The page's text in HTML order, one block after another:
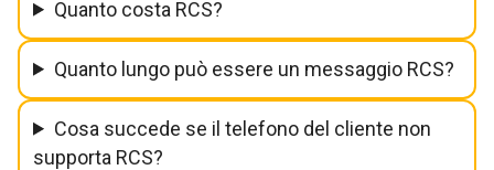
Quanto costa RCS?
Quanto lungo può essere un messaggio RCS?
Cosa succede se il telefono del cliente non
supporta RCS?